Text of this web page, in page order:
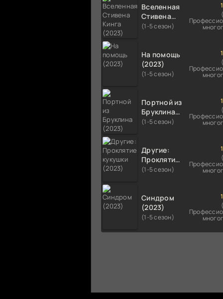
Вселенная
Стивена
Кинга
(1-5 сезон)
На помощь
(2023)
(1-5 сезон)
Портной из
Бруклина
(2023)
(1-5 сезон)
Другие:
Проклятие
кукушки
(1-5 сезон)
Синдром
(2023)
(1-5 сезон)